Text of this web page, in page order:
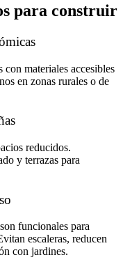
para construir
con materiales accesibles
en zonas rurales o de
reducidos.
y terrazas para
son funcionales para
escaleras, reducen
con jardines.